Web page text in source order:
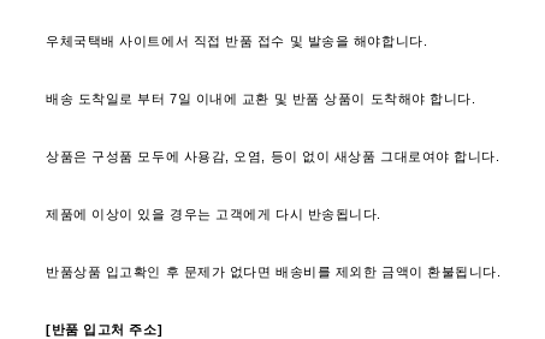
우체국택배 사이트에서 직접 반품 접수 및 발송을 해야합니다.
배송 도착일로 부터 7일 이내에 교환 및 반품 상품이 도착해야 합니다.
상품은 구성품 모두에 사용감, 오염, 등이 없이 새상품 그대로여야 합니다.
제품에 이상이 있을 경우는 고객에게 다시 반송됩니다.
반품상품 입고확인 후 문제가 없다면 배송비를 제외한 금액이 환불됩니다.
[반품 입고처 주소]